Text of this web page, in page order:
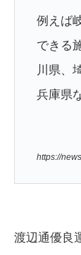
例えば
できる
川県、
兵庫県
https://
渡辺通優良